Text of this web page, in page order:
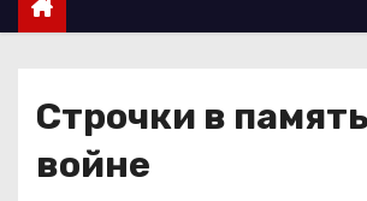
Строчки в
войне